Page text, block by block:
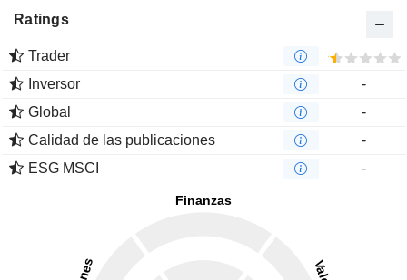
Ratings
Trader
Inversor
-
Global
-
Calidad de las publicaciones
-
ESG MSCI
-